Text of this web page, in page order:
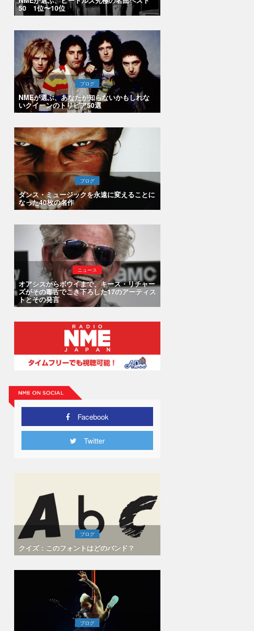
50 1位〜10位
ブログ
NMEが選ぶ、あなたが知らないかもしれな
いクイーンのトリビア50選
ブログ
ダンス・ミュージックを永遠に変えることに
なった40枚の名作
ニュース
オアシスからボウイまで、キース・リチャー
ズがその毒舌でこき下ろした17のアーティス
トとその発言
Facebook
Twitter
ブログ
クイズ：このフォントはどのバンド？
ブログ